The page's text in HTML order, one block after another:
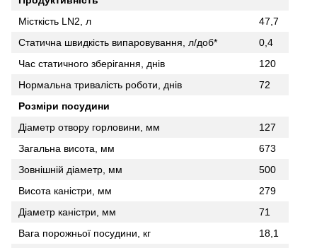
Місткість LN2, л
47,7
Статична швидкість випаровування, л/доб*
0,4
Час статичного зберігання, днів
120
Нормальна тривалість роботи, днів
72
Розміри посудини
Діаметр отвору горловини, мм
127
Загальна висота, мм
673
Зовнішній діаметр, мм
500
Висота каністри, мм
279
Діаметр каністри, мм
71
Вага порожньої посудини, кг
18,1